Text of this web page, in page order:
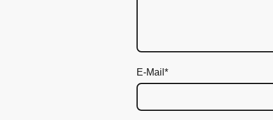
E-Mail *